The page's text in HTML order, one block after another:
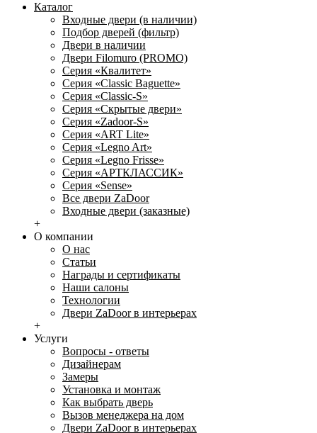
Каталог
Входные двери (в наличии)
Подбор дверей (фильтр)
Двери в наличии
Двери Filomuro (PROMO)
Серия «Квалитет»
Серия «Classic Baguette»
Серия «Classic-S»
Серия «Скрытые двери»
Серия «Zadoor-S»
Серия «ART Lite»
Серия «Legno Art»
Серия «Legno Frisse»
Серия «АРТКЛАССИК»
Серия «Sense»
Все двери ZaDoor
Входные двери (заказные)
+
О компании
О нас
Статьи
Награды и сертификаты
Наши салоны
Технологии
Двери ZaDoor в интерьерах
+
Услуги
Вопросы - ответы
Дизайнерам
Замеры
Установка и монтаж
Как выбрать дверь
Вызов менеджера на дом
Двери ZaDoor в интерьерах